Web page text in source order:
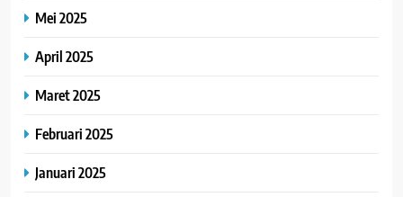
Mei 2025
April 2025
Maret 2025
Februari 2025
Januari 2025